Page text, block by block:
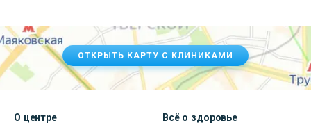
ОТКРЫТЬ КАРТУ С КЛИНИКАМИ
О центре Всё о здоровье